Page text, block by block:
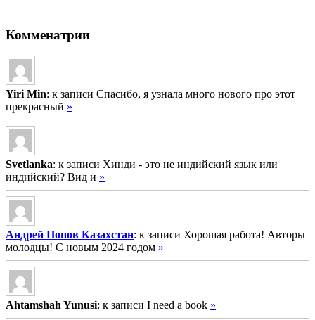
Комменатрии
Yiri Min: к записи Спасибо, я узнала много нового про этот
прекрасный »
Svetlanka: к записи Хинди - это не индийский язык или
индийский? Вид и »
Андрей Попов Казахстан: к записи Хорошая работа! Авторы
молодцы! С новым 2024 годом »
Ahtamshah Yunusi: к записи I need a book »